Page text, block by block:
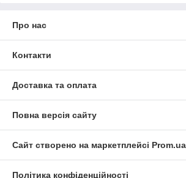
Про нас
Контакти
Доставка та оплата
Повна версія сайту
Сайт створено на маркетплейсі Prom.ua
Політика конфіденційності